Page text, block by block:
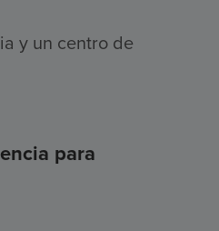
y un centro de
para